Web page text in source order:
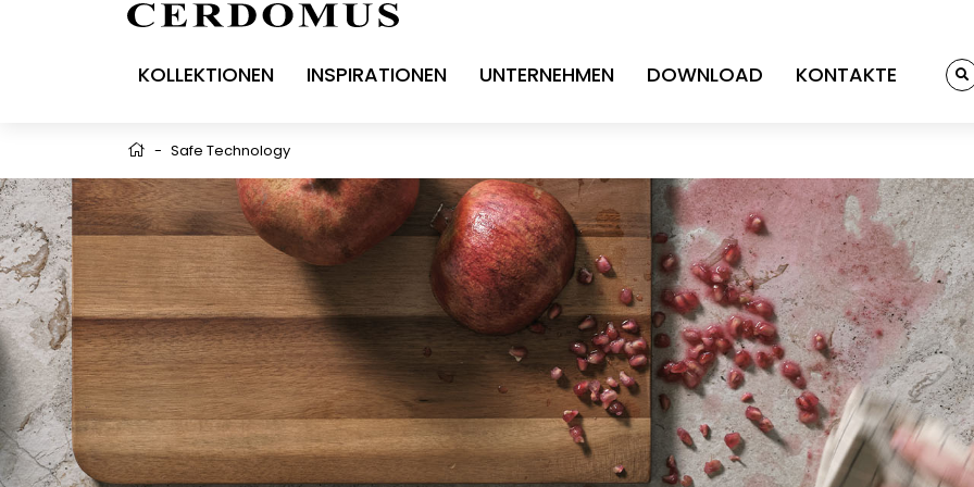
KOLLEKTIONEN INSPIRATIONEN UNTERNEHMEN DOWNLOAD KONTAKTE
- Safe Technology